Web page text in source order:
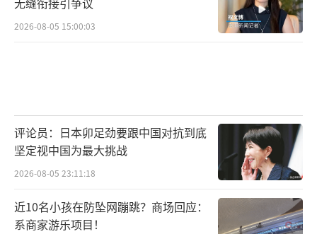
2026-08-05 15:00:03
评论员：日本卯足劲要跟中国对抗到底
坚定视中国为最大挑战
2026-08-05 23:11:18
近10名小孩在防坠网蹦跳？商场回应：
系商家游乐项目！